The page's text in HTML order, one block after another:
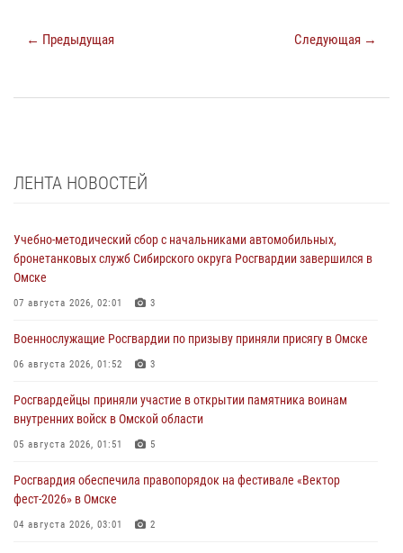
← Предыдущая Следующая →
ЛЕНТА НОВОСТЕЙ
Учебно-методический сбор с начальниками автомобильных,
бронетанковых служб Сибирского округа Росгвардии завершился в
Омске
07 августа 2026, 02:01 3
Военнослужащие Росгвардии по призыву приняли присягу в Омске
06 августа 2026, 01:52 3
Росгвардейцы приняли участие в открытии памятника воинам
внутренних войск в Омской области
05 августа 2026, 01:51 5
Росгвардия обеспечила правопорядок на фестивале «Вектор
фест-2026» в Омске
04 августа 2026, 03:01 2